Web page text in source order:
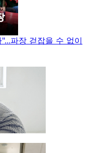
파장 걷잡을 수 없이